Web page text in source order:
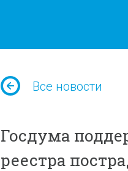
Все новости
Госдума
реестра